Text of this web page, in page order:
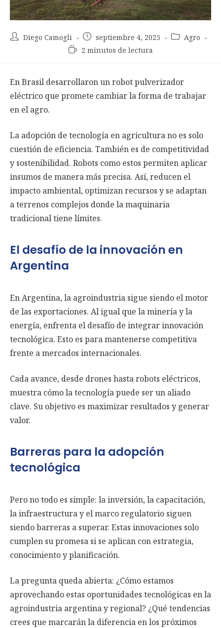
AutorDiego Camogli
Entrada
publicada:
septiembre 4, 2025
Categoría
Agro
Tiempo2 minutos de lectura
En Brasil desarrollaron un robot pulverizador
eléctrico que promete cambiar la forma de trabajar
en el agro.
La adopción de tecnología en agricultura no es solo
cuestión de eficiencia. También es de competitividad
y sostenibilidad. Robots como estos permiten aplicar
insumos de manera más precisa. Así, reducen el
impacto ambiental, optimizan recursos y se adaptan
a terrenos complejos donde la maquinaria
tradicional tiene límites.
El desafío de la innovación en
Argentina
En Argentina, la agroindustria sigue siendo el motor
de las exportaciones. Al igual que la minería y la
energía, enfrenta el desafío de integrar innovación
tecnológica. Esto es para mantenerse competitiva
frente a mercados internacionales.
Cada avance, desde drones hasta robots eléctricos,
muestra cómo la tecnología puede ser un aliado
clave. Su objetivo es maximizar resultados y generar
valor.
Barreras para la adopción
tecnológica
Pero no todo es simple: la inversión, la capacitación,
la infraestructura y el marco regulatorio siguen
siendo barreras a superar. Estas innovaciones solo
cumplen su promesa si se aplican con estrategia,
conocimiento y planificación.
La pregunta queda abierta: ¿Cómo estamos
aprovechando estas oportunidades tecnológicas en la
agroindustria argentina y regional? ¿Qué tendencias
crees que marcarán la diferencia en los próximos